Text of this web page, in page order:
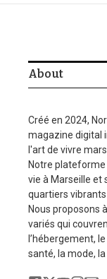
About
Créé en 2024,
magazine digital
l'art de vivre
Notre plateforme
vie à Marseille et
quartiers vibrants
Nous proposons
variés qui
l’hébergement,
santé, la mode,